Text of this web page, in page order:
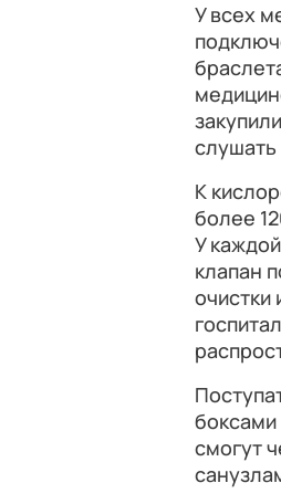
У всех
слушать
К
более
У
клапан
очистки
боксами
смогут